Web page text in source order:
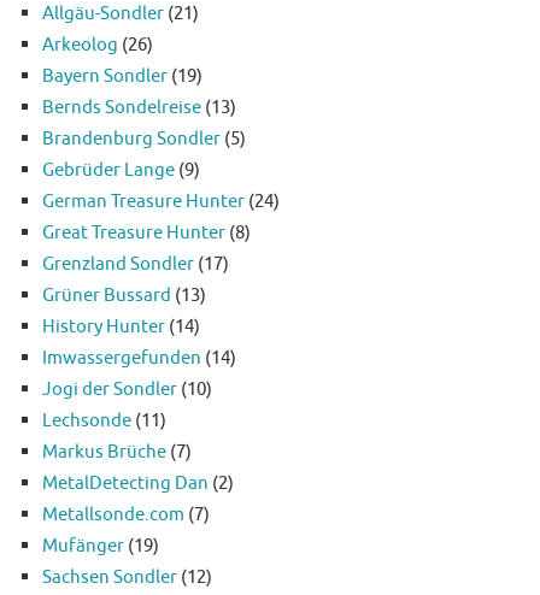
Allgäu-Sondler (21)
Arkeolog (26)
Bayern Sondler (19)
Bernds Sondelreise (13)
Brandenburg Sondler (5)
Gebrüder Lange (9)
German Treasure Hunter (24)
Great Treasure Hunter (8)
Grenzland Sondler (17)
Grüner Bussard (13)
History Hunter (14)
Imwassergefunden (14)
Jogi der Sondler (10)
Lechsonde (11)
Markus Brüche (7)
MetalDetecting Dan (2)
Metallsonde.com (7)
Mufänger (19)
Sachsen Sondler (12)